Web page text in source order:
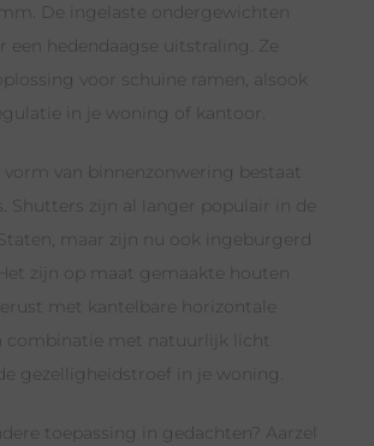
De ingelaste ondergewichten
een hedendaagse uitstraling. Ze
voor schuine ramen, alsook
in je woning of kantoor.
vorm van binnenzonwering bestaat
Shutters zijn al langer populair in de
maar zijn nu ook ingeburgerd
zijn op maat gemaakte houten
met kantelbare horizontale
combinatie met natuurlijk licht
gezelligheidstroef in je woning.
toepassing in gedachten? Aarzel